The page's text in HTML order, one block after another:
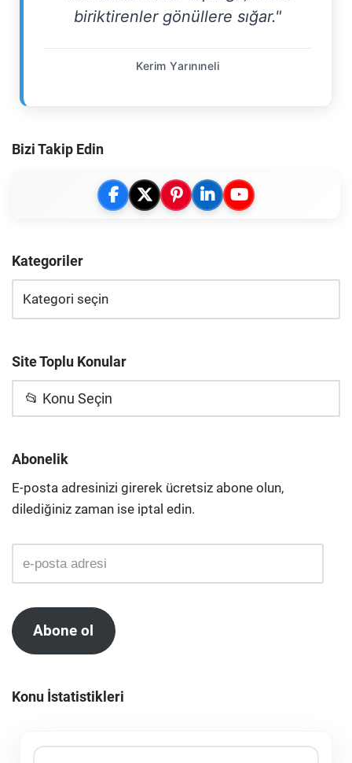
biriktirenler gönüllere sığar."
Kerim Yarınıneli
Bizi Takip Edin
Kategoriler
Site Toplu Konular
📂 Konu Seçin
Abonelik
E-posta adresinizi girerek ücretsiz abone olun,
dilediğiniz zaman ise iptal edin.
Abone ol
Konu İstatistikleri